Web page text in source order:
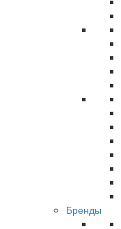
Бренды